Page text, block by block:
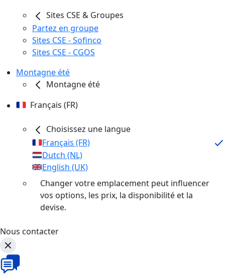
Sites CSE & Groupes
Partez en groupe
Sites CSE - Sofinco
Sites CSE - CGOS
Montagne été
Montagne été
Français (FR)
Choisissez une langue
Français (FR)
Dutch (NL)
English (UK)
Changer votre emplacement peut influencer
vos options, les prix, la disponibilité et la
devise.
Nous contacter